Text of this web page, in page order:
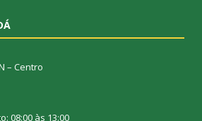
– Centro
08:00 às 13:00